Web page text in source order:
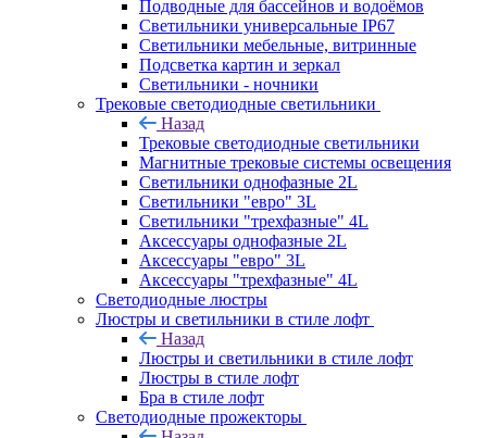
Подводные для бассейнов и водоёмов
Светильники универсальные IP67
Светильники мебельные, витринные
Подсветка картин и зеркал
Светильники - ночники
Трековые светодиодные светильники
Назад
Трековые светодиодные светильники
Магнитные трековые системы освещения
Светильники однофазные 2L
Светильники "евро" 3L
Светильники "трехфазные" 4L
Аксессуары однофазные 2L
Аксессуары "евро" 3L
Аксессуары "трехфазные" 4L
Светодиодные люстры
Люстры и светильники в стиле лофт
Назад
Люстры и светильники в стиле лофт
Люстры в стиле лофт
Бра в стиле лофт
Светодиодные прожекторы